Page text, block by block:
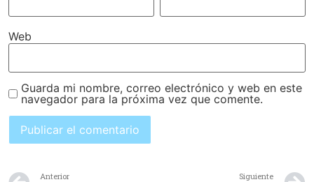
Web
Guarda mi nombre, correo electrónico y web en este
navegador para la próxima vez que comente.
Anterior Siguiente